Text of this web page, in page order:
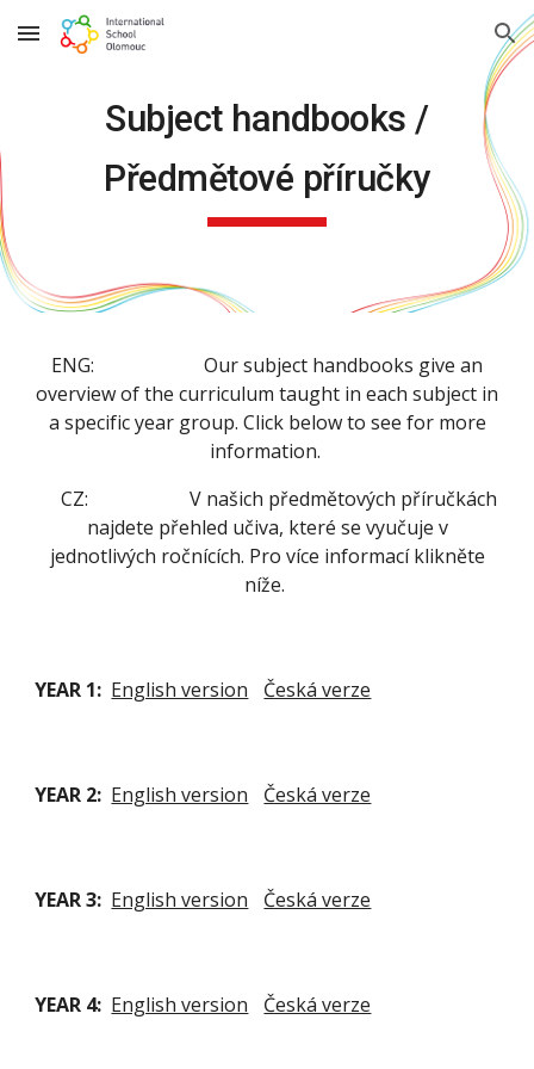
Skip to main content Skip to navigation
Subject handbooks /
Předmětové příručky
ENG:
Our subject handbooks give an
overview of the curriculum taught in each subject in
a specific year group. Click below to see for more
information.
CZ:
V našich předmětových příručkách
najdete přehled učiva, které se vyučuje v
jednotlivých ročnících. Pro více informací klikněte
níže.
YEAR 1: English version Česká verze
YEAR 2: English version Česká verze
YEAR3: English version Česká verze
YEAR 4: English version Česká verze